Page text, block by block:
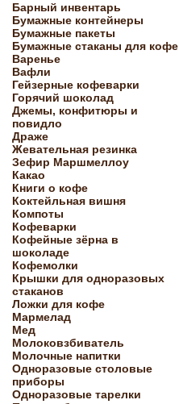
Барный инвентарь
Бумажные контейнеры
Бумажные пакеты
Бумажные стаканы для кофе
Варенье
Вафли
Гейзерные кофеварки
Горячий шоколад
Джемы, конфитюры и
повидло
Драже
Жевательная резинка
Зефир Маршмеллоу
Какао
Книги о кофе
Коктейльная вишня
Компоты
Кофеварки
Кофейные зёрна в
шоколаде
Кофемолки
Крышки для одноразовых
стаканов
Ложки для кофе
Мармелад
Мед
Молоковзбиватель
Молочные напитки
Одноразовые столовые
приборы
Одноразовые тарелки